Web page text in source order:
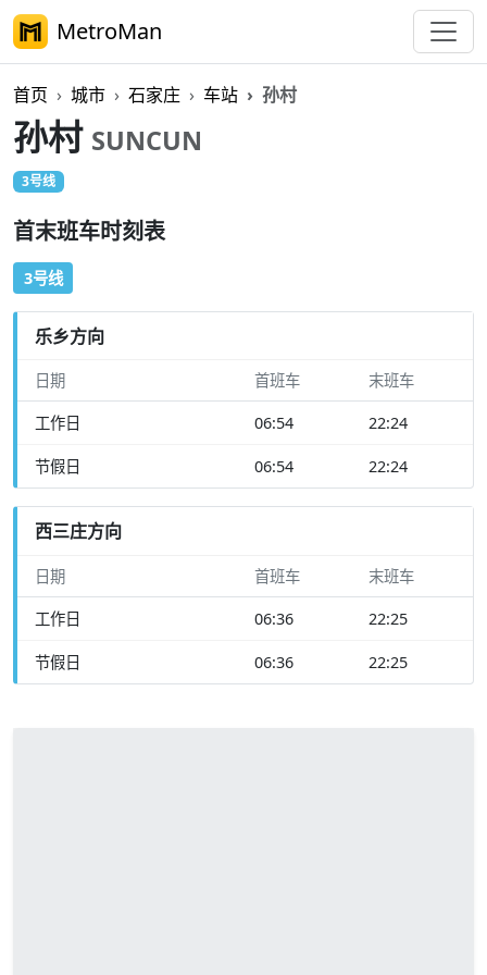
MetroMan
首页 城市 石家庄 车站 孙村
孙村 SUNCUN
3号线
首末班车时刻表
3号线
乐乡方向
日期 首班车 末班车
工作日 06:54 22:24
节假日 06:54 22:24
西三庄方向
日期 首班车 末班车
工作日 06:36 22:25
节假日 06:36 22:25